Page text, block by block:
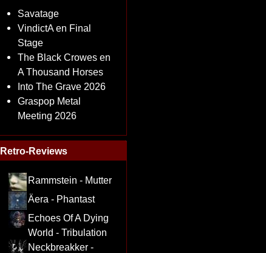
Savatage
VindictA en Final
Stage
The Black Crowes en
A Thousand Horses
Into The Grave 2026
Graspop Metal
Meeting 2026
Retro-Reviews
Rammstein - Mutter
Äera - Phantast
Echoes Of A Dying
World - Tribulation
Neckbreakker -